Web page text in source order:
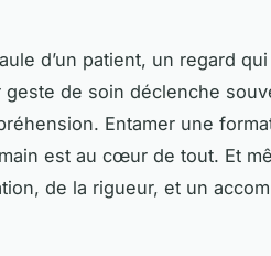
d’un patient, un regard
de soin déclenche
Entamer une
est au cœur de tout. Et
de la rigueur, et un